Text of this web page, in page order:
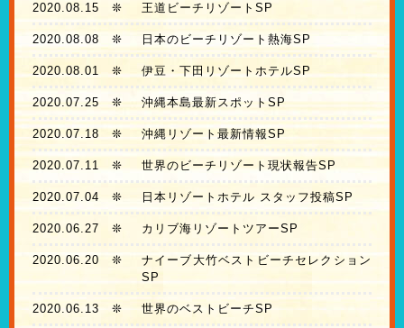
2020.08.15 ❊ 王道ビーチリゾートSP
2020.08.08 ❊ 日本のビーチリゾート熱海SP
2020.08.01 ❊ 伊豆・下田リゾートホテルSP
2020.07.25❊ 沖縄本島最新スポットSP
2020.07.18❊ 沖縄リゾート最新情報SP
2020.07.11 ❊ 世界のビーチリゾート現状報告SP
2020.07.04 ❊ 日本リゾートホテル スタッフ投稿SP
2020.06.27 ❊ カリブ海リゾートツアーSP
2020.06.20 ❊
ナイーブ大竹ベストビーチセレクション
SP
2020.06.13 ❊ 世界のベストビーチSP